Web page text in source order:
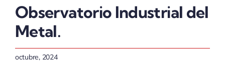
Observatorio Industrial del
Metal.
octubre, 2024